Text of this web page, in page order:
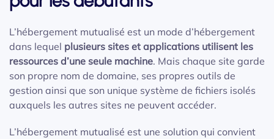
L’hébergement mutualisé est un mode d’hébergement
dans lequel plusieurs sites et applications utilisent les
ressources d’une seule machine. Mais chaque site garde
son propre nom de domaine, ses propres outils de
gestion ainsi que son unique système de fichiers isolés
auxquels les autres sites ne peuvent accéder.
L’hébergement mutualisé est une solution qui convient